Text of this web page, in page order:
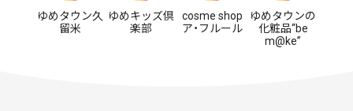
ゆめタウン久
留米
ゆめキッズ倶
楽部
cosme shop
ア・フルール
ゆめタウンの
化粧品“be
m@ke”